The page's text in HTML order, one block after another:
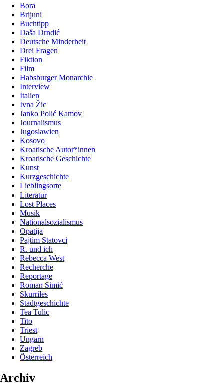
Bora
Brijuni
Buchtipp
Daša Drndić
Deutsche Minderheit
Drei Fragen
Fiktion
Film
Habsburger Monarchie
Interview
Italien
Ivna Žic
Janko Polić Kamov
Journalismus
Jugoslawien
Kosovo
Kroatische Autor*innen
Kroatische Geschichte
Kunst
Kurzgeschichte
Lieblingsorte
Literatur
Lost Places
Musik
Nationalsozialismus
Opatija
Pajtim Statovci
R. und ich
Rebecca West
Recherche
Reportage
Roman Simić
Skurriles
Stadtgeschichte
Tea Tulic
Tito
Triest
Ungarn
Zagreb
Österreich
Archiv